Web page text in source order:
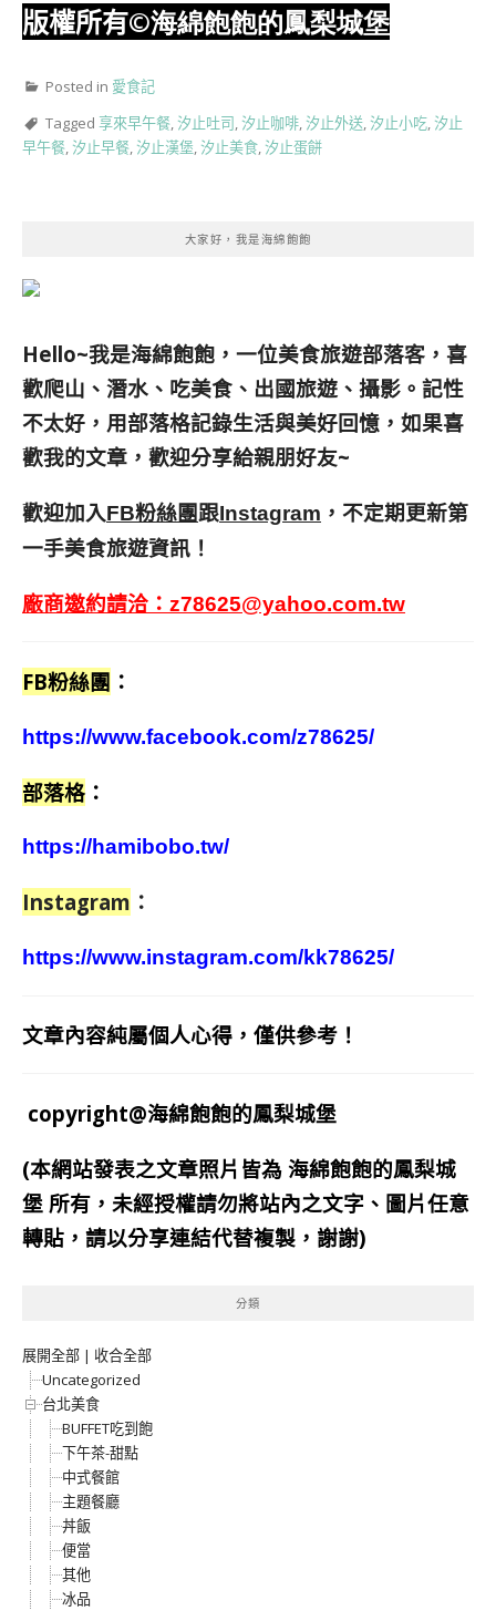
版權所有©海綿飽飽的鳳梨城堡
Posted in 愛食記
Tagged 享來早午餐,汐止吐司,汐止咖啡,汐止外送,汐止小吃,汐止
早午餐,汐止早餐,汐止漢堡,汐止美食,汐止蛋餅
大家好，我是海綿飽飽
Hello~我是海綿飽飽，一位美食旅遊部落客， 喜
歡爬山、潛水、吃美食、出國旅遊、攝影。 記性
不太好，用部落格記錄生活與美好回憶， 如果喜
歡我的文章，歡迎分享給親朋好友~
歡迎加入FB粉絲團跟Instagram ，不定期更新第
一手美食旅遊資訊！
廠商邀約請洽： z78625@yahoo.com.tw
FB粉絲團 ：
https://www.facebook.com/z78625/
部落格 ：
https://hamibobo.tw/
Instagram ：
https://www.instagram.com/kk78625/
文章內容純屬個人心得，僅供參考！
copyright@海綿飽飽的鳳梨城堡
(本網站發表之文章照片皆為 海綿飽飽的鳳梨城
堡 所有，未經授權請勿將站內之文字、圖片任意
轉貼，請以分享連結代替複製，謝謝)
分類
展開全部 | 收合全部
Uncategorized
台北美食
BUFFET吃到飽
下午茶-甜點
中式餐館
主題餐廳
丼飯
便當
其他
冰品